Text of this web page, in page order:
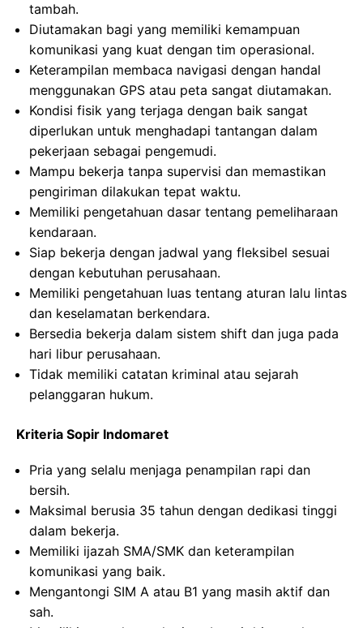
tambah.
Diutamakan bagi yang memiliki kemampuan
komunikasi yang kuat dengan tim operasional.
Keterampilan membaca navigasi dengan handal
menggunakan GPS atau peta sangat diutamakan.
Kondisi fisik yang terjaga dengan baik sangat
diperlukan untuk menghadapi tantangan dalam
pekerjaan sebagai pengemudi.
Mampu bekerja tanpa supervisi dan memastikan
pengiriman dilakukan tepat waktu.
Memiliki pengetahuan dasar tentang pemeliharaan
kendaraan.
Siap bekerja dengan jadwal yang fleksibel sesuai
dengan kebutuhan perusahaan.
Memiliki pengetahuan luas tentang aturan lalu lintas
dan keselamatan berkendara.
Bersedia bekerja dalam sistem shift dan juga pada
hari libur perusahaan.
Tidak memiliki catatan kriminal atau sejarah
pelanggaran hukum.
Kriteria Sopir Indomaret
Pria yang selalu menjaga penampilan rapi dan
bersih.
Maksimal berusia 35 tahun dengan dedikasi tinggi
dalam bekerja.
Memiliki ijazah SMA/SMK dan keterampilan
komunikasi yang baik.
Mengantongi SIM A atau B1 yang masih aktif dan
sah.